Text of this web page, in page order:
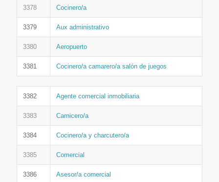
3378 Cocinero/a
3379 Aux administrativo
3380 Aeropuerto
3381 Cocinero/a camarero/a salón de juegos
3382 Agente comercial inmobiliaria
3383 Carnicero/a
3384 Cocinero/a y charcutero/a
3385 Comercial
3386 Asesor/a comercial